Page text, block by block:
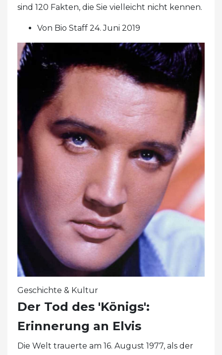
sind 120 Fakten, die Sie vielleicht nicht kennen.
Von Bio Staff 24. Juni 2019
Geschichte & Kultur
Der Tod des 'Königs':
Erinnerung an Elvis
Die Welt trauerte am 16. August 1977, als der